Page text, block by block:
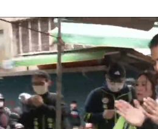
漢光42號演習第二
暗網買5000萬筆個